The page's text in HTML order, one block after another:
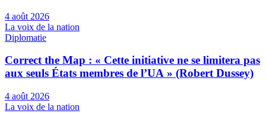
4 août 2026
La voix de la nation
Diplomatie
Correct the Map : « Cette initiative ne se limitera pas
aux seuls États membres de l’UA » (Robert Dussey)
4 août 2026
La voix de la nation